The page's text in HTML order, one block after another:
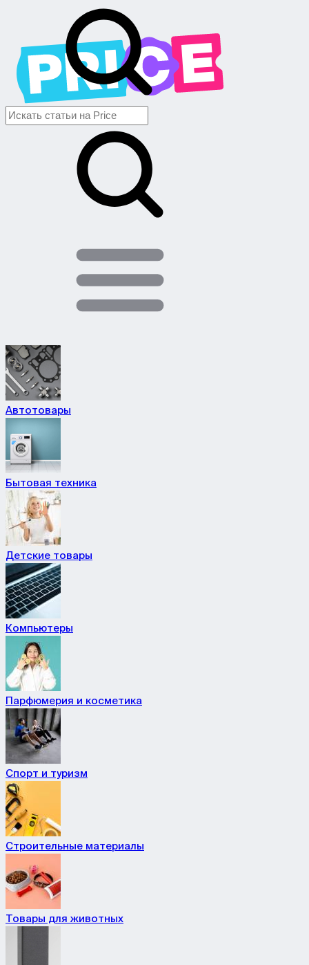
Автотовары
Бытовая техника
Детские товары
Компьютеры
Парфюмерия и косметика
Спорт и туризм
Строительные материалы
Товары для животных